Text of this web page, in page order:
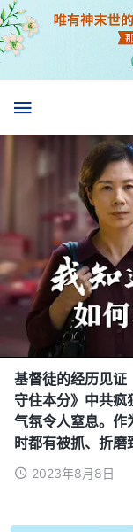
基督徒的经历见
守住本分》中共疯
气氛令人窒息。作
时都有被抓、折磨
2023年8月8日